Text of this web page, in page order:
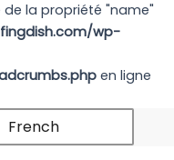
la propriété "name"
wp-
en ligne
French